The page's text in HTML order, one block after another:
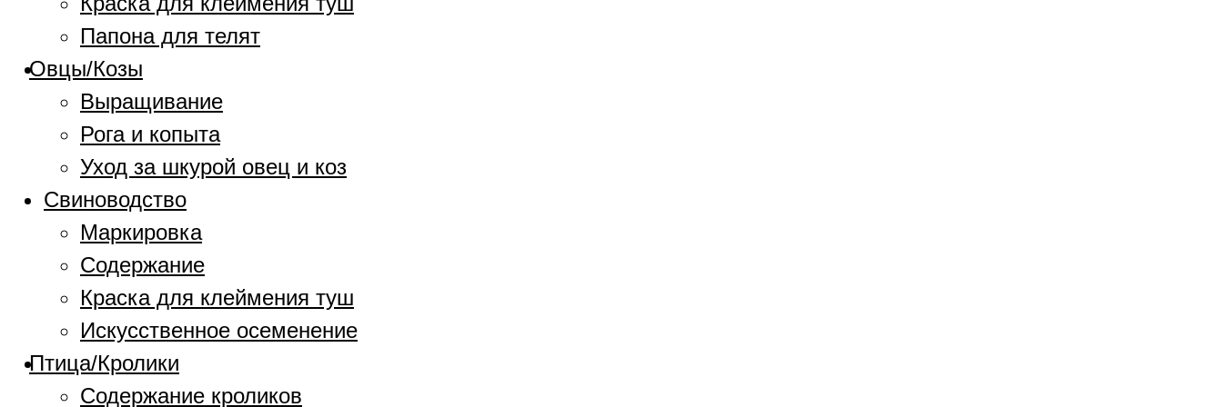
Папона для телят
Овцы/Козы
Выращивание
Рога и копыта
Уход за шкурой овец и коз
Свиноводство
Маркировка
Содержание
Краска для клеймения туш
Искусственное осеменение
Птица/Кролики
Содержание кроликов